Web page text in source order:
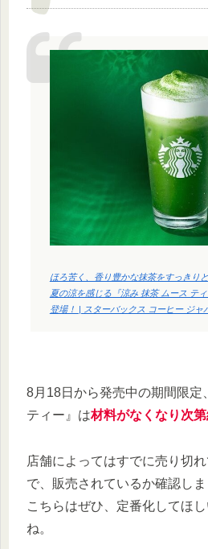
ほろ苦く、香り豊かな抹茶をすっきり
夏の涼を感じる『涼み 抹茶 ムース テ
登場！ | スターバックス コーヒー ジャ
8月18日から発売中の期間限定
ティー』は材料がなくなり次
店舗によってはすでに売り切
で、販売されているか確認しま
こちらはぜひ、定番化してほ
ね。